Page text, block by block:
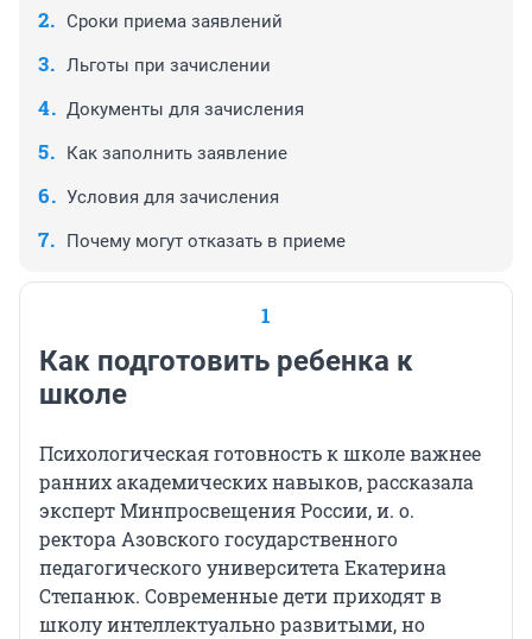
Сроки приема заявлений
Льготы при зачислении
Документы для зачисления
Как заполнить заявление
Условия для зачисления
Почему могут отказать в приеме
1
Как подготовить ребенка к
школе
Психологическая готовность к школе важнее
ранних академических навыков, рассказала
эксперт Минпросвещения России, и. о.
ректора Азовского государственного
педагогического университета Екатерина
Степанюк. Современные дети приходят в
школу интеллектуально развитыми, но